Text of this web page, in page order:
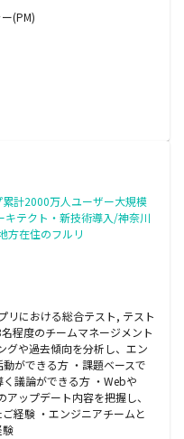
(PM)
累計2000万人ユーザー大規模
キテクト・新技術導入/神奈川
方在住のフルリ
リにおける総合テスト, テスト
程度のチームマネージメント
グや過去傾向を分析し、エン
ができる方 ・課題ベースで
議論ができる方 ・Webや
ップデート内容を把握し、
経験 ・エンジニアチームと
験